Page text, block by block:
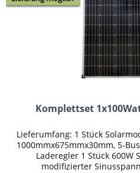
Komplettset
Lieferumfang: 1 Stück
1000mmx675mmx30mm, 5-
Laderegler 1 Stück
modifizierter